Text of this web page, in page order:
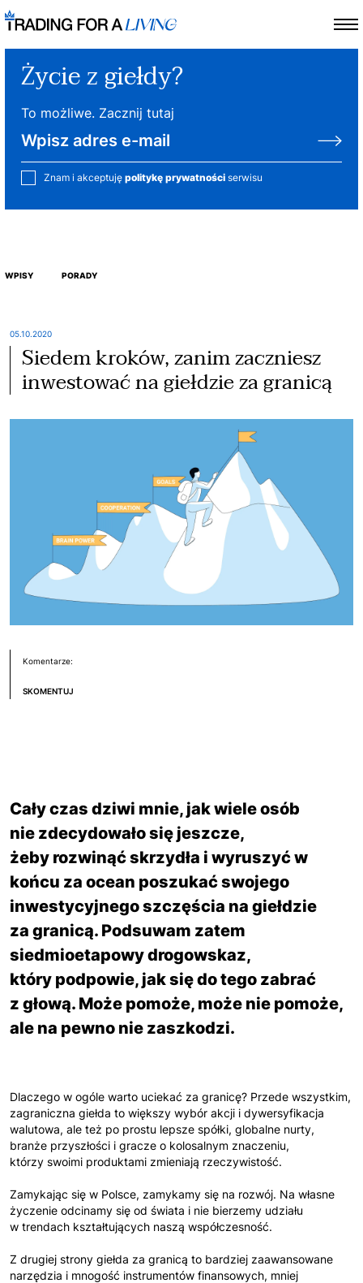
Życie z giełdy?
To możliwe. Zacznij tutaj
Znam i akceptuję politykę prywatności serwisu
WPISY PORADY
05.10.2020
Siedem kroków, zanim zaczniesz
inwestować na giełdzie za granicą
Komentarze:
SKOMENTUJ
Cały czas dziwi mnie, jak wiele osób
nie zdecydowało się jeszcze,
żeby rozwinąć skrzydła i wyruszyć w
końcu za ocean poszukać swojego
inwestycyjnego szczęścia na giełdzie
za granicą. Podsuwam zatem
siedmioetapowy drogowskaz,
który podpowie, jak się do tego zabrać
z głową. Może pomoże, może nie pomoże,
ale na pewno nie zaszkodzi.
Dlaczego w ogóle warto uciekać za granicę? Przede wszystkim,
zagraniczna giełda to większy wybór akcji i dywersyfikacja
walutowa, ale też po prostu lepsze spółki, globalne nurty,
branże przyszłości i gracze o kolosalnym znaczeniu,
którzy swoimi produktami zmieniają rzeczywistość.
Zamykając się w Polsce, zamykamy się na rozwój. Na własne
życzenie odcinamy się od świata i nie bierzemy udziału
w trendach kształtujących naszą współczesność.
Z drugiej strony giełda za granicą to bardziej zaawansowane
narzędzia i mnogość instrumentów finansowych, mniej